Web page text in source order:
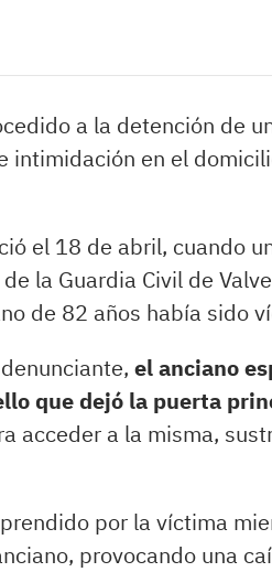
a la detención de
intimidación en el
el 18 de abril, cuando
la Guardia Civil de
de 82 años había sido
el anciano
que dejó la puerta
acceder a la misma,
por la víctima
provocando una